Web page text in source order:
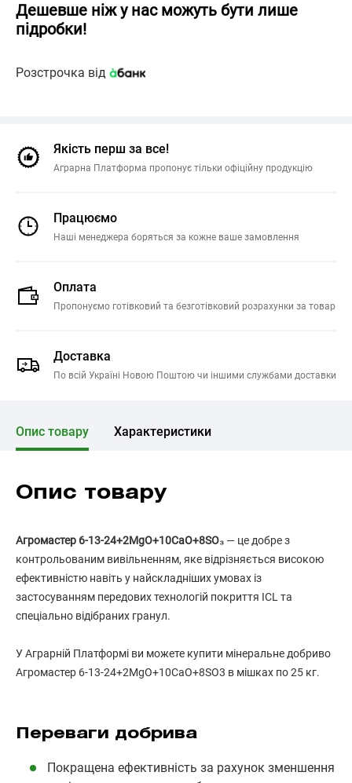
Дешевше ніж у нас можуть бути лише
підробки!
Розстрочка від
Якість перш за все!
Аграрна Платформа пропонує тільки офіційну продукцію
Працюємо
Наші менеджера боряться за кожне ваше замовлення
Оплата
Пропонуємо готівковий та безготівковий розрахунки за товар
Доставка
По всій Україні Новою Поштою чи іншими службами доставки
Опис товару Характеристики
Опис товару
Агромастер 6-13-24+2MgO+10CaO+8SO₃ — це добре з
контрольованим вивільненням, яке відрізняється високою
ефективністю навіть у найскладніших умовах із
застосуванням передових технологій покриття ICL та
спеціально відібраних гранул.
У Аграрній Платформі ви можете купити мінеральне добриво
Агромастер 6-13-24+2MgO+10CaO+8SO3 в мішках по 25 кг.
Переваги добрива
Покращена ефективність за рахунок зменшення